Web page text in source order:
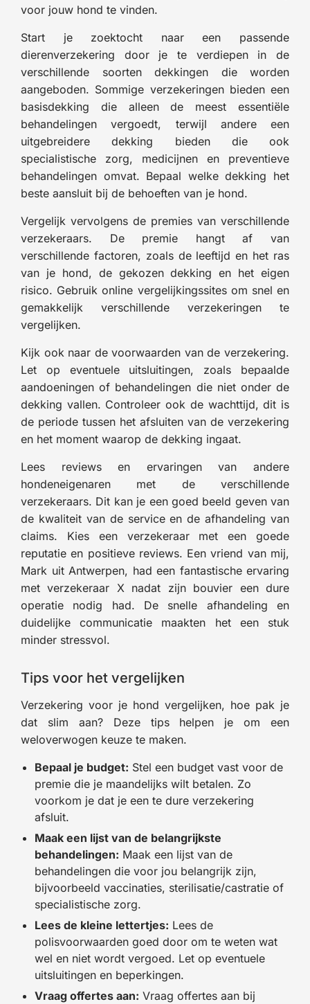
voor jouw hond te vinden.
Start je zoektocht naar een passende
dierenverzekering door je te verdiepen in de
verschillende soorten dekkingen die worden
aangeboden. Sommige verzekeringen bieden een
basisdekking die alleen de meest essentiële
behandelingen vergoedt, terwijl andere een
uitgebreidere dekking bieden die ook
specialistische zorg, medicijnen en preventieve
behandelingen omvat. Bepaal welke dekking het
beste aansluit bij de behoeften van je hond.
Vergelijk vervolgens de premies van verschillende
verzekeraars. De premie hangt af van
verschillende factoren, zoals de leeftijd en het ras
van je hond, de gekozen dekking en het eigen
risico. Gebruik online vergelijkingssites om snel en
gemakkelijk verschillende verzekeringen te
vergelijken.
Kijk ook naar de voorwaarden van de verzekering.
Let op eventuele uitsluitingen, zoals bepaalde
aandoeningen of behandelingen die niet onder de
dekking vallen. Controleer ook de wachttijd, dit is
de periode tussen het afsluiten van de verzekering
en het moment waarop de dekking ingaat.
Lees reviews en ervaringen van andere
hondeneigenaren met de verschillende
verzekeraars. Dit kan je een goed beeld geven van
de kwaliteit van de service en de afhandeling van
claims. Kies een verzekeraar met een goede
reputatie en positieve reviews. Een vriend van mij,
Mark uit Antwerpen, had een fantastische ervaring
met verzekeraar X nadat zijn bouvier een dure
operatie nodig had. De snelle afhandeling en
duidelijke communicatie maakten het een stuk
minder stressvol.
Tips voor het vergelijken
Verzekering voor je hond vergelijken, hoe pak je
dat slim aan? Deze tips helpen je om een
weloverwogen keuze te maken.
Bepaal je budget: Stel een budget vast voor de
premie die je maandelijks wilt betalen. Zo
voorkom je dat je een te dure verzekering
afsluit.
Maak een lijst van de belangrijkste
behandelingen: Maak een lijst van de
behandelingen die voor jou belangrijk zijn,
bijvoorbeeld vaccinaties, sterilisatie/castratie of
specialistische zorg.
Lees de kleine lettertjes: Lees de
polisvoorwaarden goed door om te weten wat
wel en niet wordt vergoed. Let op eventuele
uitsluitingen en beperkingen.
Vraag offertes aan: Vraag offertes aan bij